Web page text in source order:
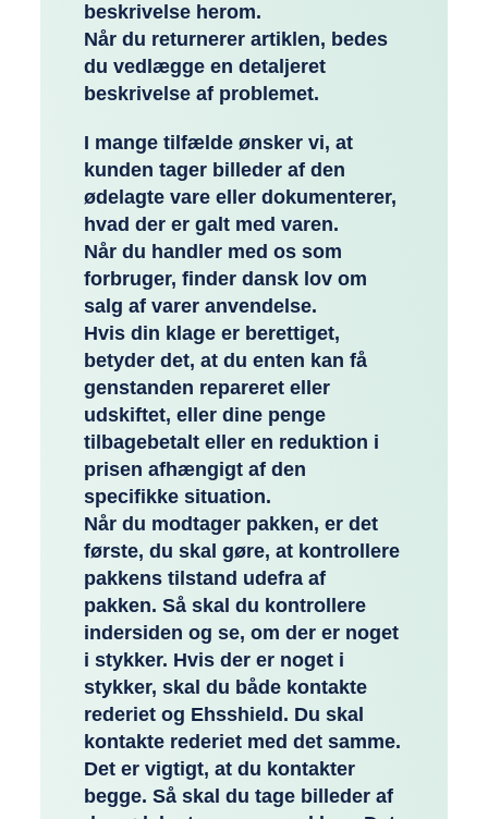
beskrivelse herom.
Når du returnerer artiklen, bedes
du vedlægge en detaljeret
beskrivelse af problemet.
I mange tilfælde ønsker vi, at
kunden tager billeder af den
ødelagte vare eller dokumenterer,
hvad der er galt med varen.
Når du handler med os som
forbruger, finder dansk lov om
salg af varer anvendelse.
Hvis din klage er berettiget,
betyder det, at du enten kan få
genstanden repareret eller
udskiftet, eller dine penge
tilbagebetalt eller en reduktion i
prisen afhængigt af den
specifikke situation.
Når du modtager pakken, er det
første, du skal gøre, at kontrollere
pakkens tilstand udefra af
pakken. Så skal du kontrollere
indersiden og se, om der er noget
i stykker. Hvis der er noget i
stykker, skal du både kontakte
rederiet og Ehsshield. Du skal
kontakte rederiet med det samme.
Det er vigtigt, at du kontakter
begge. Så skal du tage billeder af